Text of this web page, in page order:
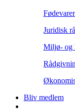
Juridisk
Miljø- og
Bliv medlem